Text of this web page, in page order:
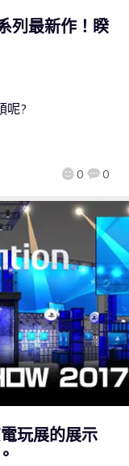
列最新作！睽
0 0
呢?
玩展的展示